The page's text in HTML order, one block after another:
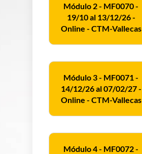
Módulo 2 - MF0070 -
19/10 al 13/12/26 -
Online - CTM-Vallecas
Módulo 3 - MF0071 -
14/12/26 al 07/02/27 -
Online - CTM-Vallecas
Módulo 4 - MF0072 -